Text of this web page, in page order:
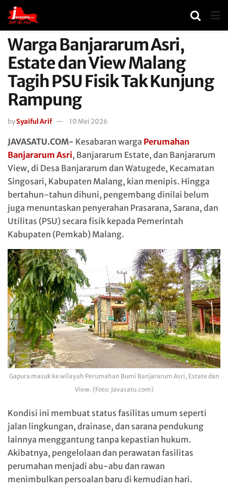
Warga Banjararum Asri,
Estate dan View Malang
Tagih PSU Fisik Tak Kunjung
Rampung
bySyaiful Arif 10 Mei 2026
JAVASATU.COM- Kesabaran warga Perumahan
Banjararum Asri, Banjararum Estate, dan Banjararum
View, di Desa Banjararum dan Watugede, Kecamatan
Singosari, Kabupaten Malang, kian menipis. Hingga
bertahun-tahun dihuni, pengembang dinilai belum
juga menuntaskan penyerahan Prasarana, Sarana, dan
Utilitas (PSU) secara fisik kepada Pemerintah
Kabupaten (Pemkab) Malang.
Gapura masuk ke wilayah Perumahan Bumi Banjararum Asri, Estate dan
View. (Foto: Javasatu.com)
Kondisi ini membuat status fasilitas umum seperti
jalan lingkungan, drainase, dan sarana pendukung
lainnya menggantung tanpa kepastian hukum.
Akibatnya, pengelolaan dan perawatan fasilitas
perumahan menjadi abu-abu dan rawan
menimbulkan persoalan baru di kemudian hari.